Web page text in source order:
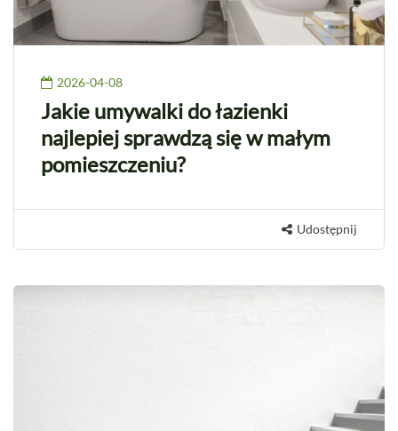
2026-04-08
Jakie umywalki do łazienki
najlepiej sprawdzą się w małym
pomieszczeniu?
Udostępnij